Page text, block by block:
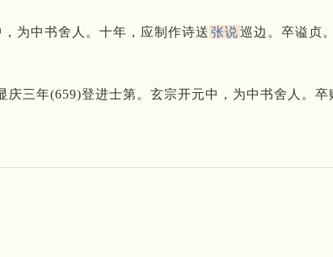
为中书舍人。 十年，应制作诗送 张说巡边。 卒谥贞。
三年(659)登进士第。玄宗开元中，为中书舍人。